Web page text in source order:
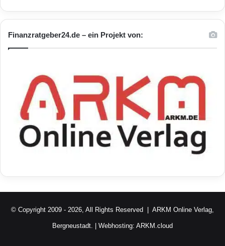
Finanzratgeber24.de – ein Projekt von:
© Copyright 2009 - 2026, All Rights Reserved | ARKM Online Verlag,
Bergneustadt. | Webhosting: ARKM.cloud